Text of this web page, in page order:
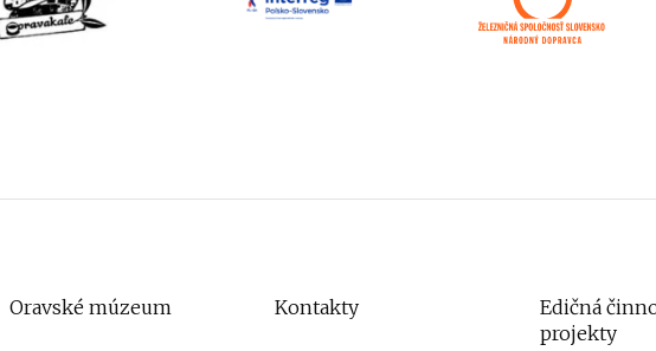
Oravské múzeum Kontakty
Edičná
projekty